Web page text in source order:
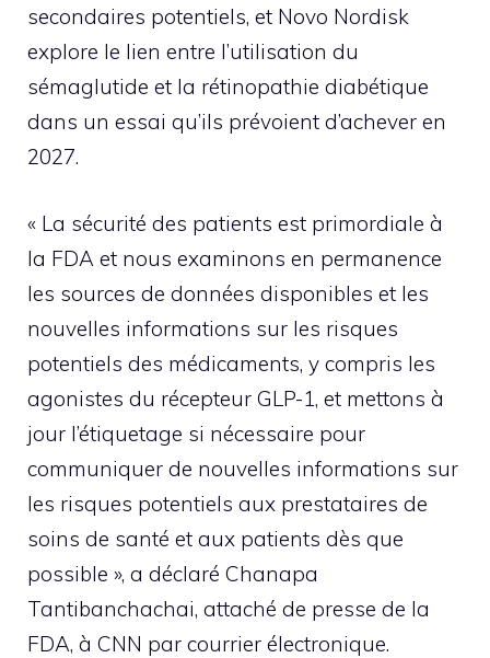
secondaires potentiels, et Novo Nordisk
explore le lien entre l’utilisation du
sémaglutide et la rétinopathie diabétique
dans un essai qu’ils prévoient d’achever en
2027.
« La sécurité des patients est primordiale à
la FDA et nous examinons en permanence
les sources de données disponibles et les
nouvelles informations sur les risques
potentiels des médicaments, y compris les
agonistes du récepteur GLP-1, et mettons à
jour l’étiquetage si nécessaire pour
communiquer de nouvelles informations sur
les risques potentiels aux prestataires de
soins de santé et aux patients dès que
possible », a déclaré Chanapa
Tantibanchachai, attaché de presse de la
FDA, à CNN par courrier électronique.